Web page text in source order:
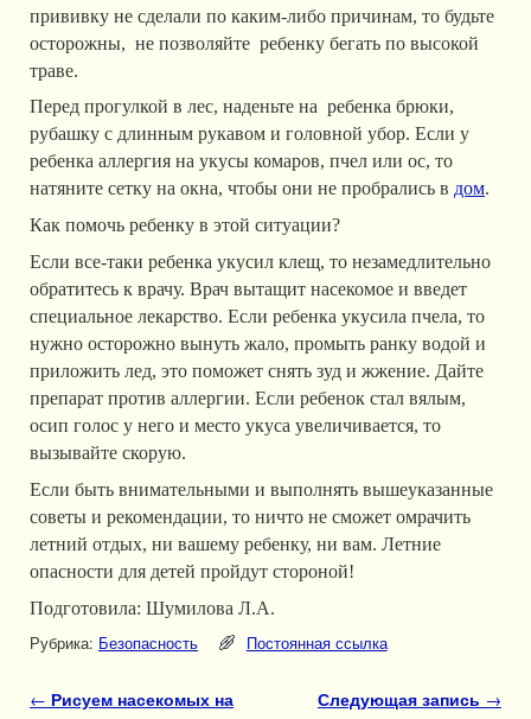
прививку не сделали по каким-либо причинам, то будьте
осторожны, не позволяйте ребенку бегать по высокой
траве.
Перед прогулкой в лес, наденьте на ребенка брюки,
рубашку с длинным рукавом и головной убор. Если у
ребенка аллергия на укусы комаров, пчел или ос, то
натяните сетку на окна, чтобы они не пробрались в дом.
Как помочь ребенку в этой ситуации?
Если все-таки ребенка укусил клещ, то незамедлительно
обратитесь к врачу. Врач вытащит насекомое и введет
специальное лекарство. Если ребенка укусила пчела, то
нужно осторожно вынуть жало, промыть ранку водой и
приложить лед, это поможет снять зуд и жжение. Дайте
препарат против аллергии. Если ребенок стал вялым,
осип голос у него и место укуса увеличивается, то
вызывайте скорую.
Если быть внимательными и выполнять вышеуказанные
советы и рекомендации, то ничто не сможет омрачить
летний отдых, ни вашему ребенку, ни вам. Летние
опасности для детей пройдут стороной!
Подготовила: Шумилова Л.А.
Рубрика: Безопасность Постоянная ссылка
Навигация по записям
← Рисуем насекомых на
Следующая запись →